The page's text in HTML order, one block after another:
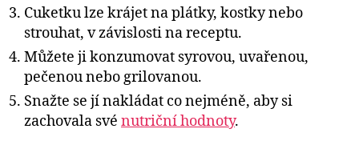
Cuketku lze krájet na plátky, kostky nebo
strouhat, v závislosti na receptu.
Můžete ji konzumovat syrovou, uvařenou,
pečenou nebo grilovanou.
Snažte se jí nakládat co nejméně, aby si
zachovala své nutriční hodnoty.